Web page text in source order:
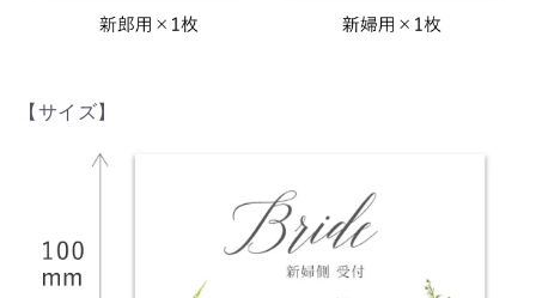
【サイズ】